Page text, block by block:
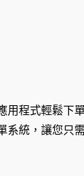
用程式輕鬆下
系統，讓您只